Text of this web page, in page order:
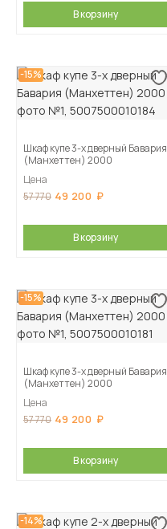
В корзину
-15%
Шкаф купе 3-х дверный Бавария
(Манхеттен) 2000
Цена
57 770 49 200
В корзину
-15%
Шкаф купе 3-х дверный Бавария
(Манхеттен) 2000
Цена
57 770 49 200
В корзину
-14%